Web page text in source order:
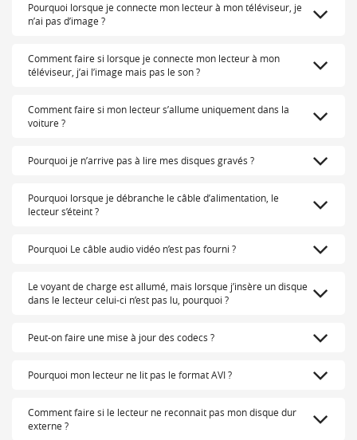
Pourquoi lorsque je connecte mon lecteur à mon téléviseur, je
n’ai pas d’image ?
Comment faire si lorsque je connecte mon lecteur à mon
téléviseur, j’ai l’image mais pas le son ?
Comment faire si mon lecteur s’allume uniquement dans la
voiture ?
Pourquoi je n’arrive pas à lire mes disques gravés ?
Pourquoi lorsque je débranche le câble d’alimentation, le
lecteur s’éteint ?
Pourquoi Le câble audio vidéo n’est pas fourni ?
Le voyant de charge est allumé, mais lorsque j’insère un disque
dans le lecteur celui-ci n’est pas lu, pourquoi ?
Peut-on faire une mise à jour des codecs ?
Pourquoi mon lecteur ne lit pas le format AVI ?
Comment faire si le lecteur ne reconnait pas mon disque dur
externe ?